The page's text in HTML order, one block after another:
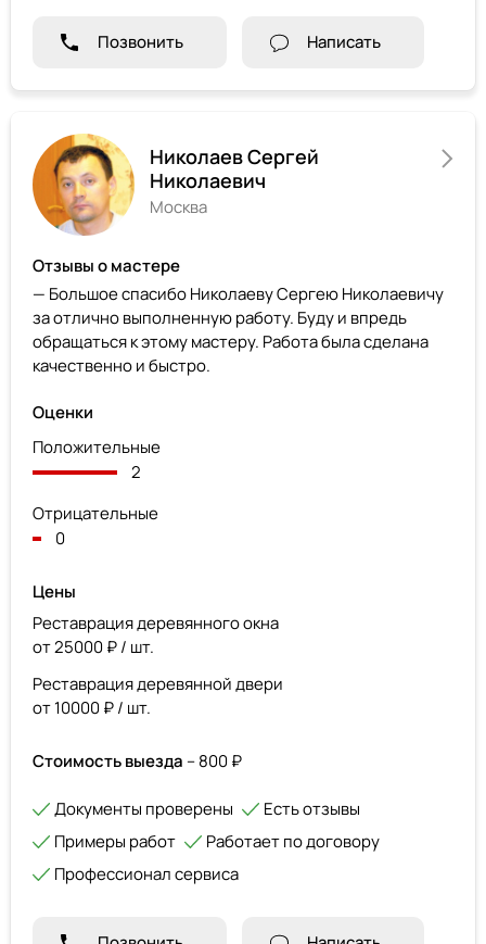
Позвонить Написать
Николаев Сергей
Николаевич
Москва
Отзывы о мастере
— Большое спасибо Николаеву Сергею Николаевичу
за отлично выполненную работу. Буду и впредь
обращаться к этому мастеру. Работа была сделана
качественно и быстро.
Оценки
Положительные
2
Отрицательные
0
Цены
Реставрация деревянного окна
от 25000 ₽ / шт.
Реставрация деревянной двери
от 10000 ₽ / шт.
Стоимость выезда – 800 ₽
Документы проверены
Есть отзывы
Примеры работ
Работает по договору
Профессионал сервиса